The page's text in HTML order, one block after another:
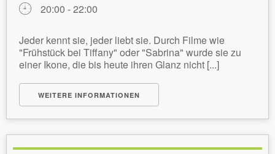
20:00 - 22:00
Jeder kennt sie, jeder liebt sie. Durch Filme wie
"Frühstück bei Tiffany" oder "Sabrina" wurde sie zu
einer Ikone, die bis heute ihren Glanz nicht [...]
WEITERE INFORMATIONEN